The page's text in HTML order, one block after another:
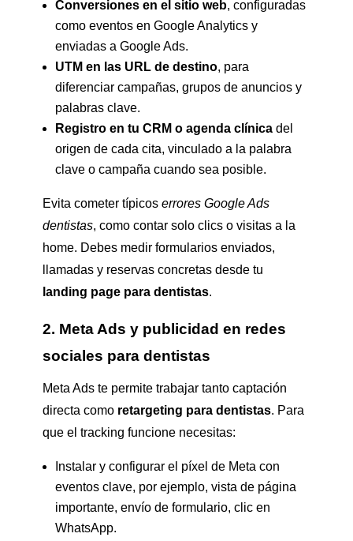
Conversiones en el sitio web, configuradas
como eventos en Google Analytics y
enviadas a Google Ads.
UTM en las URL de destino, para
diferenciar campañas, grupos de anuncios y
palabras clave.
Registro en tu CRM o agenda clínicadel
origen de cada cita, vinculado a la palabra
clave o campaña cuando sea posible.
Evita cometer típicos errores Google Ads
dentistas, como contar solo clics o visitas a la
home. Debes medir formularios enviados,
llamadas y reservas concretas desde tu
landing page para dentistas.
2. Meta Ads y publicidad en redes
sociales para dentistas
Meta Ads te permite trabajar tanto captación
directa como retargeting para dentistas. Para
que el tracking funcione necesitas:
Instalar y configurar el píxel de Meta con
eventos clave, por ejemplo, vista de página
importante, envío de formulario, clic en
WhatsApp.